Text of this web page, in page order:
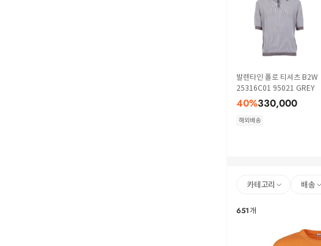
발렌타인 폴로 티셔츠 B2W
25316C01 95021 GREY
40%330,000
해외배송
카테고리 배송
651개